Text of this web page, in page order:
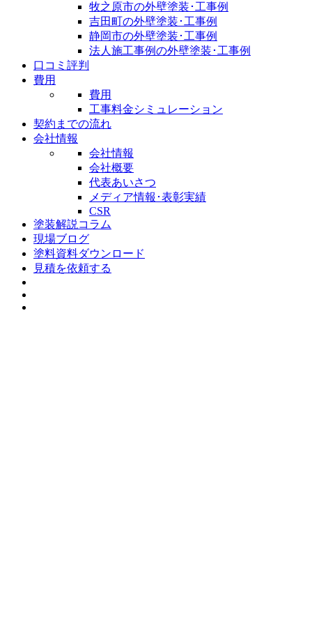
牧之原市の外壁塗装･工事例
吉田町の外壁塗装･工事例
静岡市の外壁塗装･工事例
法人施工事例の外壁塗装･工事例
口コミ評判
費用
費用
工事料金シミュレーション
契約までの流れ
会社情報
会社情報
会社概要
代表あいさつ
メディア情報･表彰実績
CSR
塗装解説コラム
現場ブログ
塗料資料ダウンロード
見積を依頼する